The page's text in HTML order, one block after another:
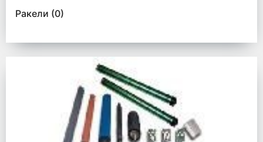
Ракели (0)